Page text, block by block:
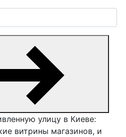
улицу в Киеве:
витрины магазинов, и